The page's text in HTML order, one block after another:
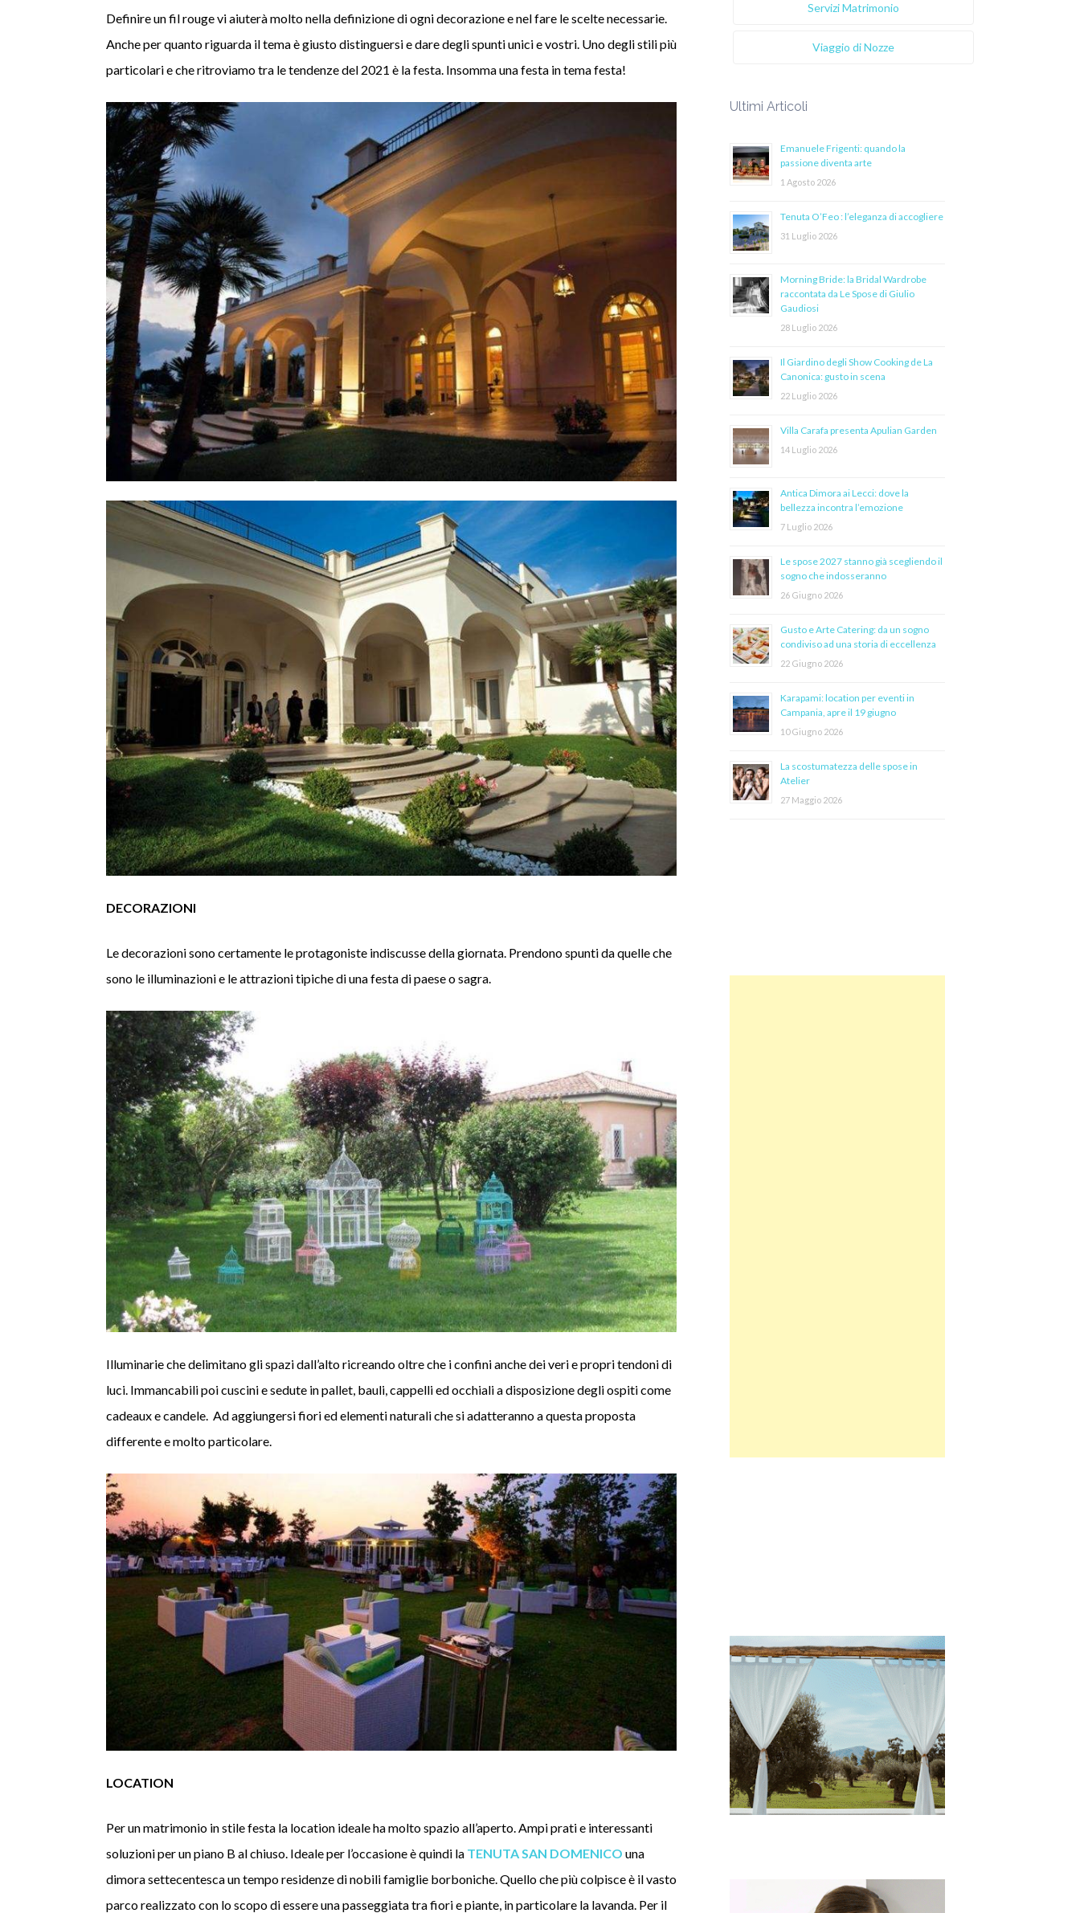
Definire un fil rouge vi aiuterà molto nella definizione di ogni decorazione e nel fare le scelte necessarie.
Anche per quanto riguarda il tema è giusto distinguersi e dare degli spunti unici e vostri. Uno degli stili più
particolari e che ritroviamo tra le tendenze del 2021 è la festa. Insomma una festa in tema festa!
DECORAZIONI
Le decorazioni sono certamente le protagoniste indiscusse della giornata. Prendono spunti da quelle che
sono le illuminazioni e le attrazioni tipiche di una festa di paese o sagra.
Illuminarie che delimitano gli spazi dall’alto ricreando oltre che i confini anche dei veri e propri tendoni di
luci. Immancabili poi cuscini e sedute in pallet, bauli, cappelli ed occhiali a disposizione degli ospiti come
cadeaux e candele. Ad aggiungersi fiori ed elementi naturali che si adatteranno a questa proposta
differente e molto particolare.
LOCATION
Per un matrimonio in stile festa la location ideale ha molto spazio all’aperto. Ampi prati e interessanti
soluzioni per un piano B al chiuso. Ideale per l’occasione è quindi la TENUTA SAN DOMENICO una
dimora settecentesca un tempo residenze di nobili famiglie borboniche. Quello che più colpisce è il vasto
parco realizzato con lo scopo di essere una passeggiata tra fiori e piante, in particolare la lavanda. Per il
Servizi Matrimonio
Viaggio di Nozze
Ultimi Articoli
Emanuele Frigenti: quando la
passione diventa arte
1 Agosto 2026
Tenuta O’Feo : l’eleganza di accogliere
31 Luglio 2026
Morning Bride: la Bridal Wardrobe
raccontata da Le Spose di Giulio
Gaudiosi
28 Luglio 2026
Il Giardino degli Show Cooking de La
Canonica: gusto in scena
22 Luglio 2026
Villa Carafa presenta Apulian Garden
14 Luglio 2026
Antica Dimora ai Lecci: dove la
bellezza incontra l’emozione
7 Luglio 2026
Le spose 2027 stanno già scegliendo il
sogno che indosseranno
26 Giugno 2026
Gusto e Arte Catering: da un sogno
condiviso ad una storia di eccellenza
22 Giugno 2026
Karapami: location per eventi in
Campania, apre il 19 giugno
10 Giugno 2026
La scostumatezza delle spose in
Atelier
27 Maggio 2026